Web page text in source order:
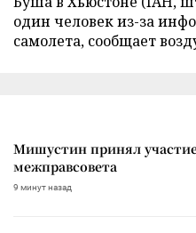
один человек из-за
самолета, сообщает
Мишустин принял участие
межправсовета
9 минут назад